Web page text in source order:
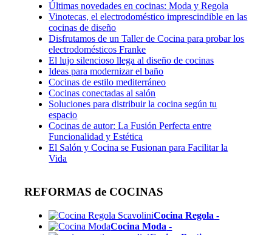
Últimas novedades en cocinas: Moda y Regola
Vinotecas, el electrodoméstico imprescindible en las
cocinas de diseño
Disfrutamos de un Taller de Cocina para probar los
electrodomésticos Franke
El lujo silencioso llega al diseño de cocinas
Ideas para modernizar el baño
Cocinas de estilo mediterráneo
Cocinas conectadas al salón
Soluciones para distribuir la cocina según tu
espacio
Cocinas de autor: La Fusión Perfecta entre
Funcionalidad y Estética
El Salón y Cocina se Fusionan para Facilitar la
Vida
REFORMAS de COCINAS
Cocina Regola -
Cocina Moda -